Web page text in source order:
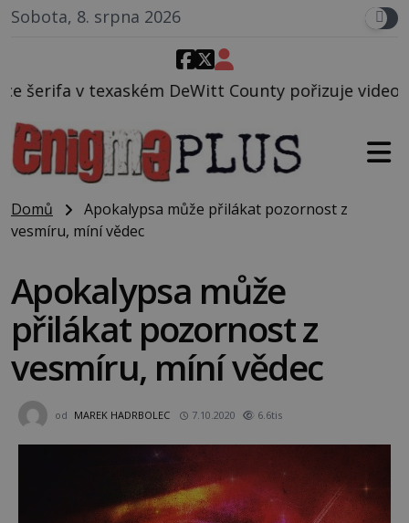
Sobota, 8. srpna 2026
County pořizuje video, na kterém před jeho
Domů
Apokalypsa může přilákat pozornost z
vesmíru, míní vědec
Apokalypsa může
přilákat pozornost z
vesmíru, míní vědec
od MAREK HADRBOLEC 7.10.2020 6.6tis